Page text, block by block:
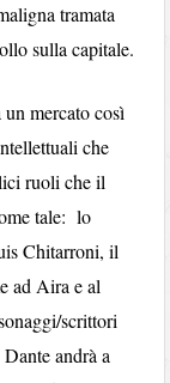
tramata
sulla capitale.
mercato così
che
ruoli che il
tale: lo
Chitarroni, il
ad Aira e al
scrittori
andrà a